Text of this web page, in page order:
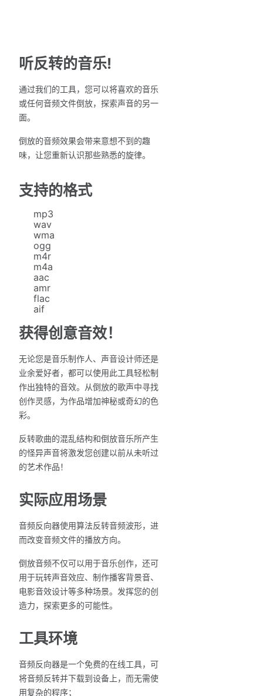
听反转的音乐!
通过我们的工具，您可以将喜欢的音乐
或任何音频文件倒放，探索声音的另一
面。
倒放的音频效果会带来意想不到的趣
味，让您重新认识那些熟悉的旋律。
支持的格式
mp3
wav
wma
ogg
m4r
m4a
aac
amr
flac
aif
获得创意音效！
无论您是音乐制作人、声音设计师还是
业余爱好者，都可以使用此工具轻松制
作出独特的音效。从倒放的歌声中寻找
创作灵感，为作品增加神秘或奇幻的色
彩。
反转歌曲的混乱结构和倒放音乐所产生
的怪异声音将激发您创建以前从未听过
的艺术作品！
实际应用场景
音频反向器使用算法反转音频波形，进
而改变音频文件的播放方向。
倒放音频不仅可以用于音乐创作，还可
用于玩转声音效应、制作播客背景音、
电影音效设计等多种场景。发挥您的创
造力，探索更多的可能性。
工具环境
音频反向器是一个免费的在线工具，可
将音频反转并下载到设备上，而无需使
用复杂的程序；